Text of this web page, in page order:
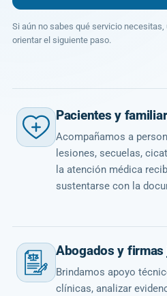
Si aún no sabes qué servicio
orientar el siguiente paso.
Pacientes y
Acompañamos a
lesiones, secuelas,
la atención médica
sustentarse con la
Abogados y
Brindamos apoyo
clínicas, analizar